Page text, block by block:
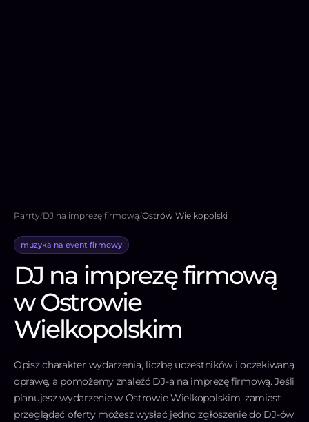
Parrty/DJ na imprezę firmową/Ostrów Wielkopolski
muzyka na event firmowy
DJ na imprezę firmową
w Ostrowie
Wielkopolskim
Opisz charakter wydarzenia, liczbę uczestników i oczekiwaną
oprawę, a pomożemy znaleźć DJ-a na imprezę firmową. Jeśli
planujesz wydarzenie w Ostrowie Wielkopolskim, zamiast
przeglądać oferty możesz wysłać jedno zgłoszenie do DJ-ów